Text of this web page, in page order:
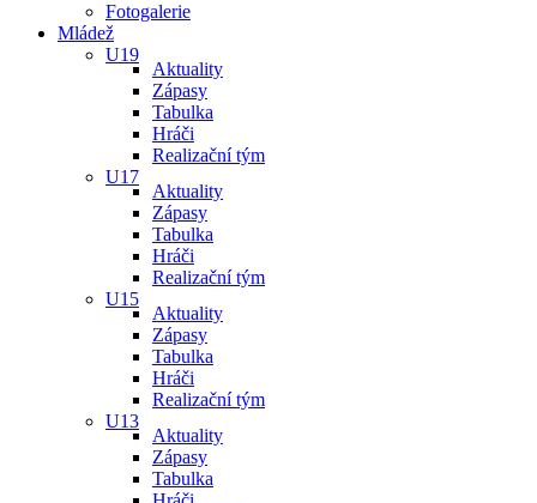
Fotogalerie
Mládež
U19
Aktuality
Zápasy
Tabulka
Hráči
Realizační tým
U17
Aktuality
Zápasy
Tabulka
Hráči
Realizační tým
U15
Aktuality
Zápasy
Tabulka
Hráči
Realizační tým
U13
Aktuality
Zápasy
Tabulka